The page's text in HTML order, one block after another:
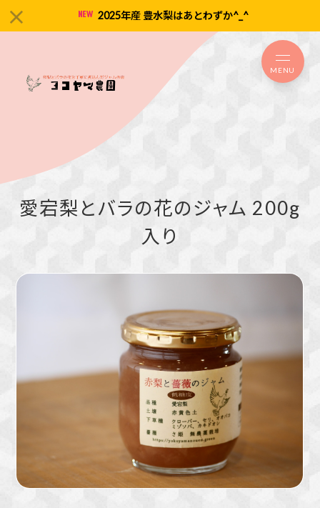
2025年産 豊水梨はあとわずか^_^
MENU
愛宕梨とバラの花のジャム 200g
入り